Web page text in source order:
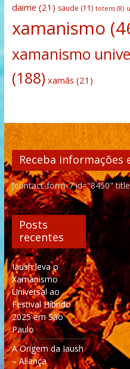
daime (21) saude (11) totens(8)
xamanismo
xamanismo
(188) xamãs (21)
Receba informações
[contact-form-7 id="8450"
Posts
recentes
Iaush leva o
Xamanismo
Universal ao
Festival Híbrido
2025 em São
Paulo
A Origem da Iaush
– Aliança